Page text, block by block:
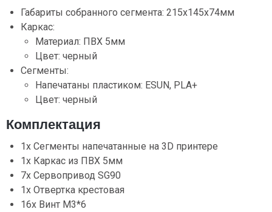
Габариты собранного сегмента: 215x145x74мм
Каркас:
Материал: ПВХ 5мм
Цвет: черный
Сегменты:
Напечатаны пластиком: ESUN, PLA+
Цвет: черный
Комплектация
1х Сегменты напечатанные на 3D принтере
1х Каркас из ПВХ 5мм
7х Сервопривод SG90
1х Отвертка крестовая
16х Винт М3*6